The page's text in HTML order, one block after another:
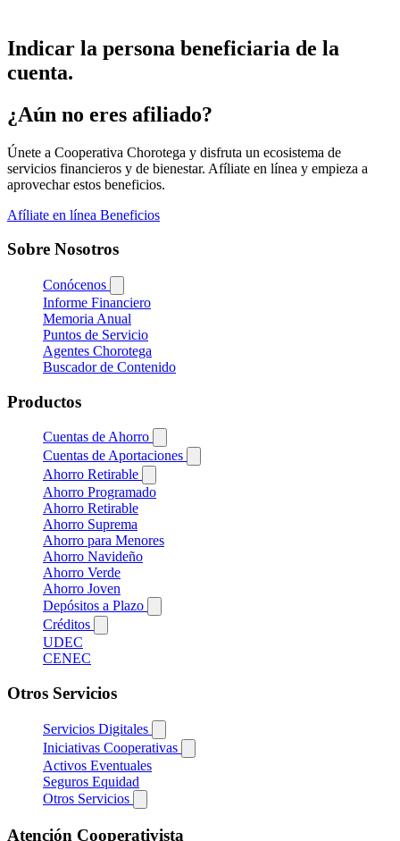
Indicar la persona beneficiaria de la
cuenta.
¿Aún no eres afiliado?
Únete a Cooperativa Chorotega y disfruta un ecosistema de
servicios financieros y de bienestar. Afíliate en línea y empieza a
aprovechar estos beneficios.
Afíliate en línea Beneficios
Sobre Nosotros
Conócenos
Informe Financiero
Memoria Anual
Puntos de Servicio
Agentes Chorotega
Buscador de Contenido
Productos
Cuentas de Ahorro
Cuentas de Aportaciones
Ahorro Retirable
Ahorro Programado
Ahorro Retirable
Ahorro Suprema
Ahorro para Menores
Ahorro Navideño
Ahorro Verde
Ahorro Joven
Depósitos a Plazo
Créditos
UDEC
CENEC
Otros Servicios
Servicios Digitales
Iniciativas Cooperativas
Activos Eventuales
Seguros Equidad
Otros Servicios
Atención Cooperativista